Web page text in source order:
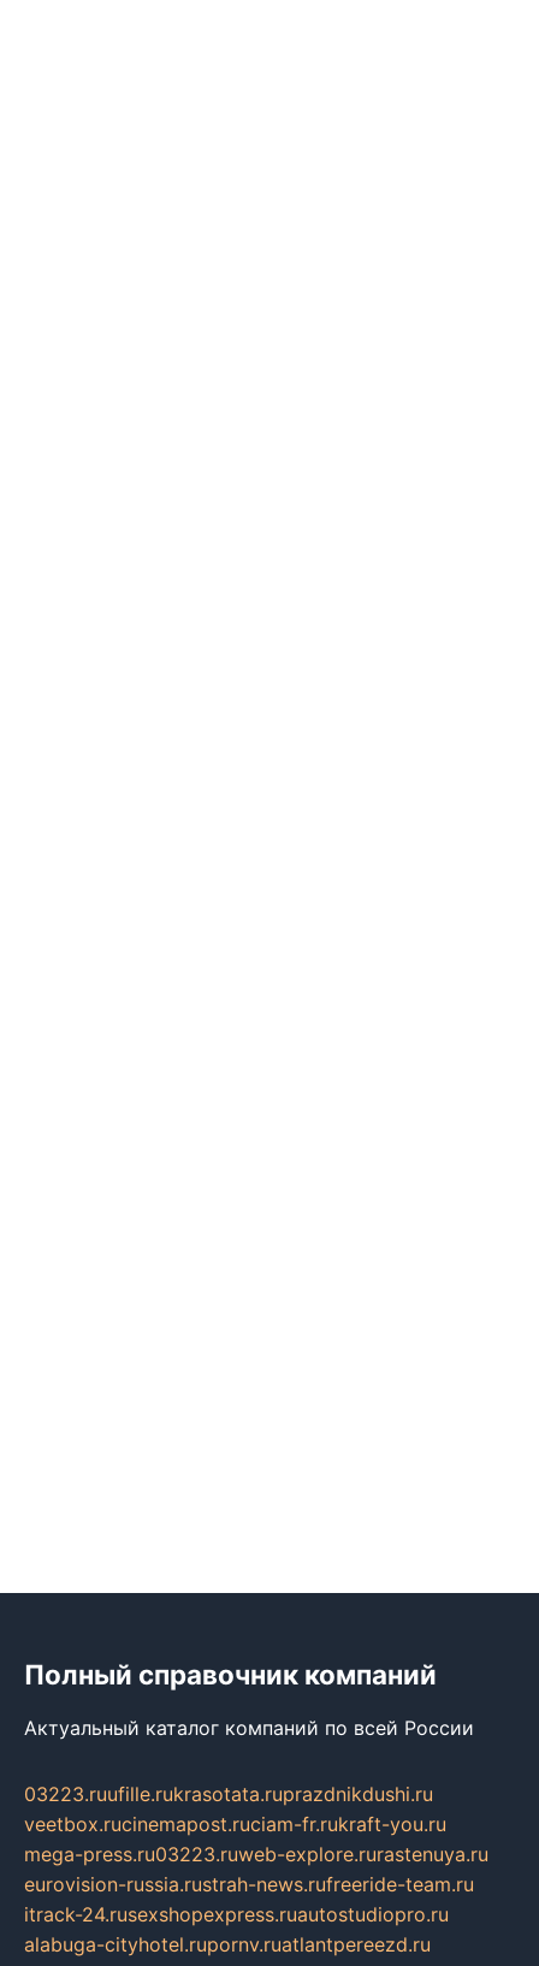
Полный справочник компаний
Актуальный каталог компаний по всей России
03223.ruufille.rukrasotata.ruprazdnikdushi.ru
veetbox.rucinemapost.ruciam-fr.rukraft-you.ru
mega-press.ru03223.ruweb-explore.rurastenuya.ru
eurovision-russia.rustrah-news.rufreeride-team.ru
itrack-24.rusexshopexpress.ruautostudiopro.ru
alabuga-cityhotel.rupornv.ruatlantpereezd.ru